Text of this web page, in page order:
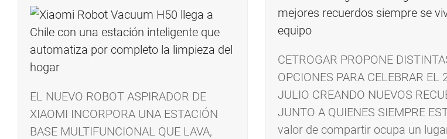
EL NUEVO ROBOT ASPIRADOR DE
XIAOMI INCORPORA UNA ESTACIÓN
BASE MULTIFUNCIONAL QUE LAVA,
CETROGAR PROPONE
OPCIONES PARA CELEBRAR EL
JULIO CREANDO NUEVOS
JUNTO A QUIENES SIEMPRE
valor de compartir ocupa un